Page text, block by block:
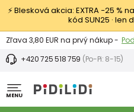
⚡ Blesková akcia: EXTRA −25 %
kód SUN25 · len
Výmena a vrátenie tovaru -
Zľava 3,80 EUR na prvý nákup -
+420 725 518 759 (Po-Pi: 8-15)
MENU